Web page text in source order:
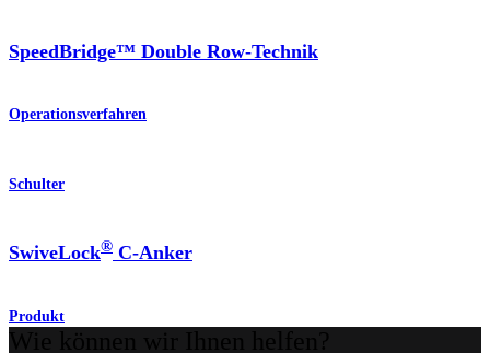
SpeedBridge™ Double Row-Technik
Operationsverfahren
Schulter
SwiveLock® C-Anker
Produkt